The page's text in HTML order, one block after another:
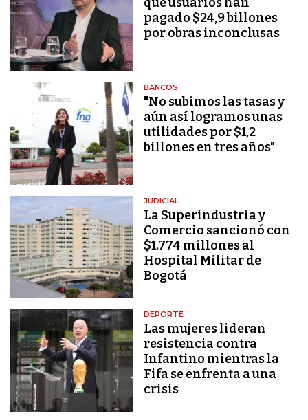
pagado $24,9 billones
por obras inconclusas
BANCOS
"No subimos las tasas y
aún así logramos unas
utilidades por $1,2
billones en tres años"
JUDICIAL
La Superindustria y
Comercio sancionó con
$1.774 millones al
Hospital Militar de
Bogotá
DEPORTE
Las mujeres lideran
resistencia contra
Infantino mientras la
Fifa se enfrenta a una
crisis